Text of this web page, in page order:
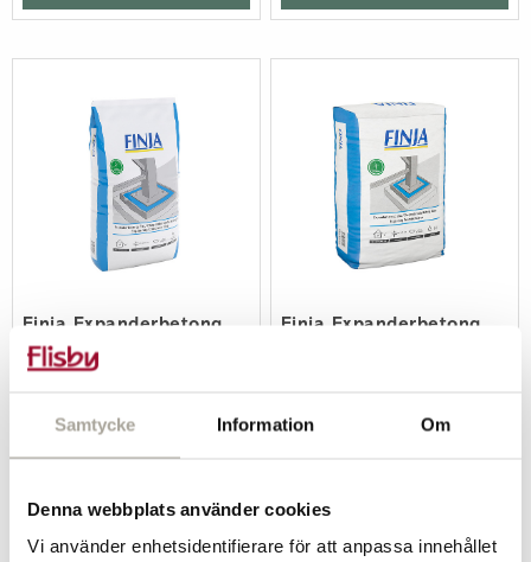
Samtycke Information Om
Denna webbplats använder cookies
Vi använder enhetsidentifierare för att anpassa innehållet
Finja Expanderbetong
Fin, 25 kg
- +
Finja Expanderbetong
-